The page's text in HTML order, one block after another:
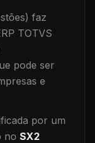
faz
TOTVS
pode ser
e
por um
no SX2